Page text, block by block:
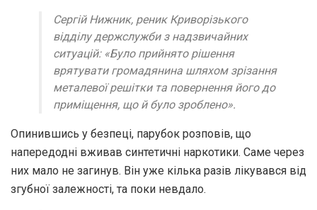
Сергій Нижник, реник Криворізького
відділу держслужби з надзвичайних
ситуацій: «Було прийнято рішення
врятувати громадянина шляхом зрізання
металевої решітки та повернення його до
приміщення, що й було зроблено».
Опинившись у безпеці, парубок розповів, що
напередодні вживав синтетичні наркотики. Саме через
них мало не загинув. Він уже кілька разів лікувався від
згубної залежності, та поки невдало.